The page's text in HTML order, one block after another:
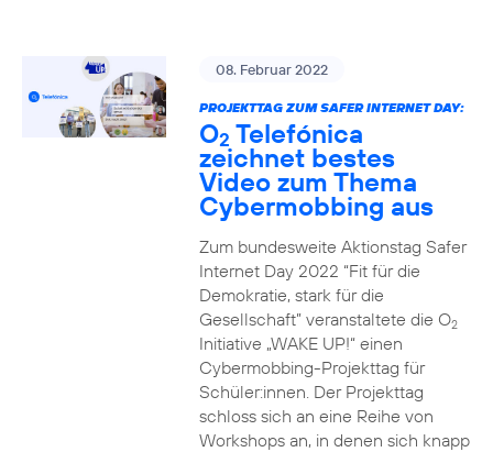
08. Februar 2022
PROJEKTTAG ZUM SAFER INTERNET DAY:
O2 Telefónica
zeichnet bestes
Video zum Thema
Cybermobbing aus
Zum bundesweite Aktionstag Safer
Internet Day 2022 “Fit für die
Demokratie, stark für die
Gesellschaft” veranstaltete die O2
Initiative „WAKE UP!“ einen
Cybermobbing-Projekttag für
Schüler:innen. Der Projekttag
schloss sich an eine Reihe von
Workshops an, in denen sich knapp